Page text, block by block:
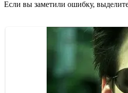
Если вы заметили ошибку,